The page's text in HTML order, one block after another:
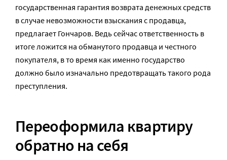
государственная гарантия возврата денежных средств
в случае невозможности взыскания с продавца,
предлагает Гончаров. Ведь сейчас ответственность в
итоге ложится на обманутого продавца и честного
покупателя, в то время как именно государство
должно было изначально предотвращать такого рода
преступления.
Переоформила квартиру
обратно на себя